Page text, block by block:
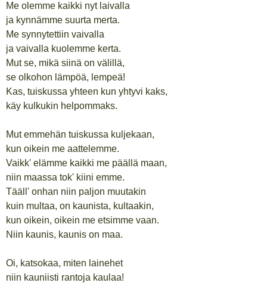
Me olemme kaikki nyt laivalla
ja kynnämme suurta merta.
Me synnytettiin vaivalla
ja vaivalla kuolemme kerta.
Mut se, mikä siinä on välillä,
se olkohon lämpöä, lempeä!
Kas, tuiskussa yhteen kun yhtyvi kaks,
käy kulkukin helpommaks.
Mut emmehän tuiskussa kuljekaan,
kun oikein me aattelemme.
Vaikk' elämme kaikki me päällä maan,
niin maassa tok' kiini emme.
Tääll' onhan niin paljon muutakin
kuin multaa, on kaunista, kultaakin,
kun oikein, oikein me etsimme vaan.
Niin kaunis, kaunis on maa.
Oi, katsokaa, miten lainehet
niin kauniisti rantoja kaulaa!